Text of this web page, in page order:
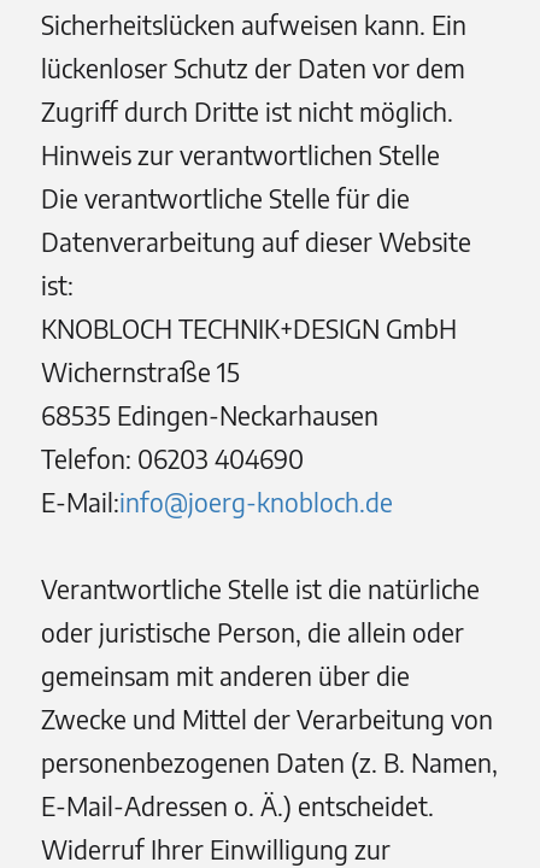
Sicherheitslücken aufweisen kann. Ein
lückenloser Schutz der Daten vor dem
Zugriff durch Dritte ist nicht möglich.
Hinweis zur verantwortlichen Stelle
Die verantwortliche Stelle für die
Datenverarbeitung auf dieser Website
ist:
KNOBLOCH TECHNIK+DESIGN GmbH
Wichernstraße 15
68535 Edingen-Neckarhausen
Telefon: 06203 404690
E-Mail:info@joerg-knobloch.de
Verantwortliche Stelle ist die natürliche
oder juristische Person, die allein oder
gemeinsam mit anderen über die
Zwecke und Mittel der Verarbeitung von
personenbezogenen Daten (z. B. Namen,
E-Mail-Adressen o. Ä.) entscheidet.
Widerruf Ihrer Einwilligung zur